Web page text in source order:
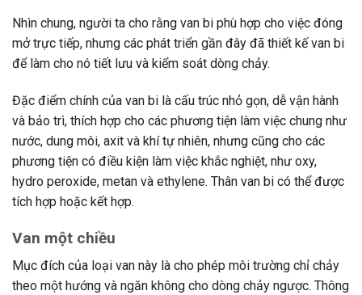
Nhìn chung, người ta cho rằng van bi phù hợp cho việc đóng
mở trực tiếp, nhưng các phát triển gần đây đã thiết kế van bi
để làm cho nó tiết lưu và kiểm soát dòng chảy.
Đặc điểm chính của van bi là cấu trúc nhỏ gọn, dễ vận hành
và bảo trì, thích hợp cho các phương tiện làm việc chung như
nước, dung môi, axit và khí tự nhiên, nhưng cũng cho các
phương tiện có điều kiện làm việc khắc nghiệt, như oxy,
hydro peroxide, metan và ethylene. Thân van bi có thể được
tích hợp hoặc kết hợp.
Van một chiều
Mục đích của loại van này là cho phép môi trường chỉ chảy
theo một hướng và ngăn không cho dòng chảy ngược. Thông